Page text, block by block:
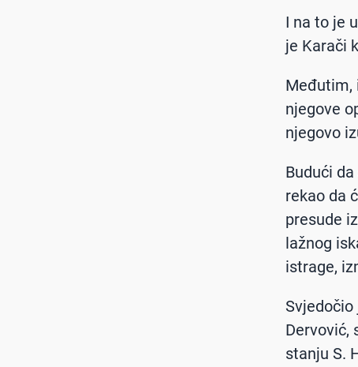
I na to je
je Karači
Međutim,
njegove
njegovo
Budući
rekao da
presude
lažnog
istrage,
Dervović,
stanju S.